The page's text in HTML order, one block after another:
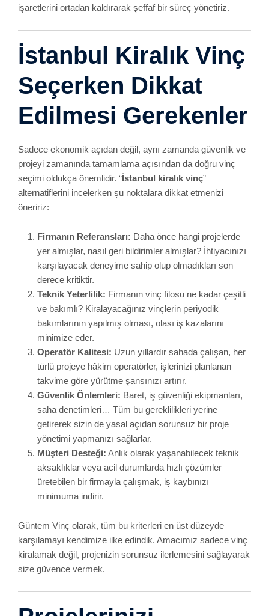
işaretlerini ortadan kaldırarak şeffaf bir süreç yönetiriz.
İstanbul Kiralık Vinç
Seçerken Dikkat
Edilmesi Gerekenler
Sadece ekonomik açıdan değil, aynı zamanda güvenlik ve
projeyi zamanında tamamlama açısından da doğru vinç
seçimi oldukça önemlidir. “İstanbul kiralık vinç”
alternatiflerini incelerken şu noktalara dikkat etmenizi
öneririz:
Firmanın Referansları: Daha önce hangi projelerde
yer almışlar, nasıl geri bildirimler almışlar? İhtiyacınızı
karşılayacak deneyime sahip olup olmadıkları son
derece kritiktir.
Teknik Yeterlilik: Firmanın vinç filosu ne kadar çeşitli
ve bakımlı? Kiralayacağınız vinçlerin periyodik
bakımlarının yapılmış olması, olası iş kazalarını
minimize eder.
Operatör Kalitesi: Uzun yıllardır sahada çalışan, her
türlü projeye hâkim operatörler, işlerinizi planlanan
takvime göre yürütme şansınızı artırır.
Güvenlik Önlemleri: Baret, iş güvenliği ekipmanları,
saha denetimleri… Tüm bu gereklilikleri yerine
getirerek sizin de yasal açıdan sorunsuz bir proje
yönetimi yapmanızı sağlarlar.
Müşteri Desteği: Anlık olarak yaşanabilecek teknik
aksaklıklar veya acil durumlarda hızlı çözümler
üretebilen bir firmayla çalışmak, iş kaybınızı
minimuma indirir.
Güntem Vinç olarak, tüm bu kriterleri en üst düzeyde
karşılamayı kendimize ilke edindik. Amacımız sadece vinç
kiralamak değil, projenizin sorunsuz ilerlemesini sağlayarak
size güvence vermek.